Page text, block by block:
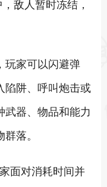
敌人暂时冻结，
玩家可以闪避弹
陷阱、呼叫炮击或
武器、物品和能力
落。
面对消耗时间并